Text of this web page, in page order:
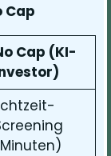
Cap
Cap (KI-